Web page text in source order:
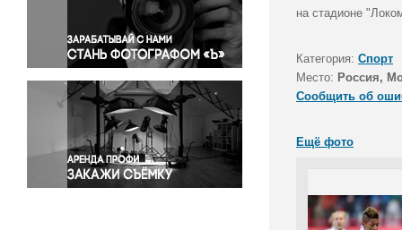
Правосудие
Происшествия и конфликты
Религия
Светская жизнь
Спорт
Экология
Экономика и бизнес
на стадионе
Категория: Спорт
Место: Россия,
Сообщить об
Ещё фото